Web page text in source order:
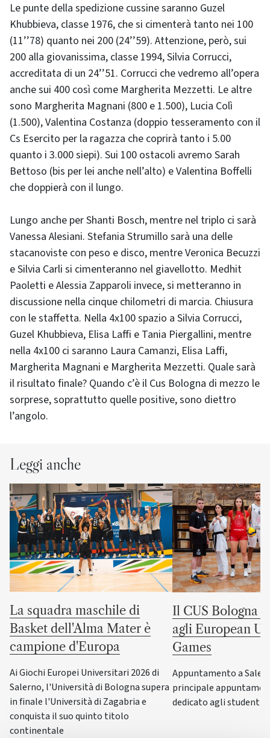
Le punte della spedizione cussine saranno Guzel
Khubbieva, classe 1976, che si cimenterà tanto nei 100
(11’’78) quanto nei 200 (24’’59). Attenzione, però, sui
200 alla giovanissima, classe 1994, Silvia Corrucci,
accreditata di un 24’’51. Corrucci che vedremo all’opera
anche sui 400 così come Margherita Mezzetti. Le altre
sono Margherita Magnani (800 e 1.500), Lucia Colì
(1.500), Valentina Costanza (doppio tesseramento con il
Cs Esercito per la ragazza che coprirà tanto i 5.00
quanto i 3.000 siepi). Sui 100 ostacoli avremo Sarah
Bettoso (bis per lei anche nell’alto) e Valentina Boffelli
che doppierà con il lungo.
Lungo anche per Shanti Bosch, mentre nel triplo ci sarà
Vanessa Alesiani. Stefania Strumillo sarà una delle
stacanoviste con peso e disco, mentre Veronica Becuzzi
e Silvia Carli si cimenteranno nel giavellotto. Medhit
Paoletti e Alessia Zapparoli invece, si metteranno in
discussione nella cinque chilometri di marcia. Chiusura
con le staffetta. Nella 4x100 spazio a Silvia Corrucci,
Guzel Khubbieva, Elisa Laffi e Tania Piergallini, mentre
nella 4x100 ci saranno Laura Camanzi, Elisa Laffi,
Margherita Magnani e Margherita Mezzetti. Quale sarà
il risultato finale? Quando c’è il Cus Bologna di mezzo le
sorprese, soprattutto quelle positive, sono diettro
l’angolo.
Leggi anche
La squadra maschile di
Basket dell'Alma Mater è
campione d'Europa
Ai Giochi Europei Universitari 2026 di
Salerno, l'Università di Bologna supera
in finale l'Università di Zagabria e
conquista il suo quinto titolo
continentale
Il CUS Bologna
agli European
Games
Appuntamento a
principale
dedicato agli